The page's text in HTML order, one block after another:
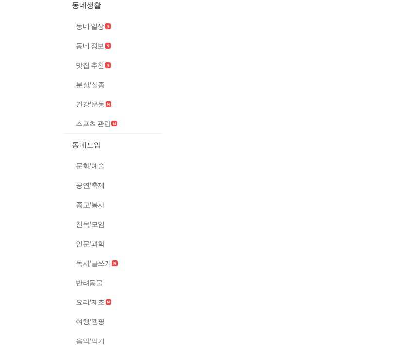
동네생활
동네 일상
동네 정보
맛집 추천
분실/실종
건강/운동
스포츠 관람
동네모임
문화/예술
공연/축제
종교/봉사
친목/모임
인문/과학
독서/글쓰기
반려동물
요리/제조
여행/캠핑
음악/악기